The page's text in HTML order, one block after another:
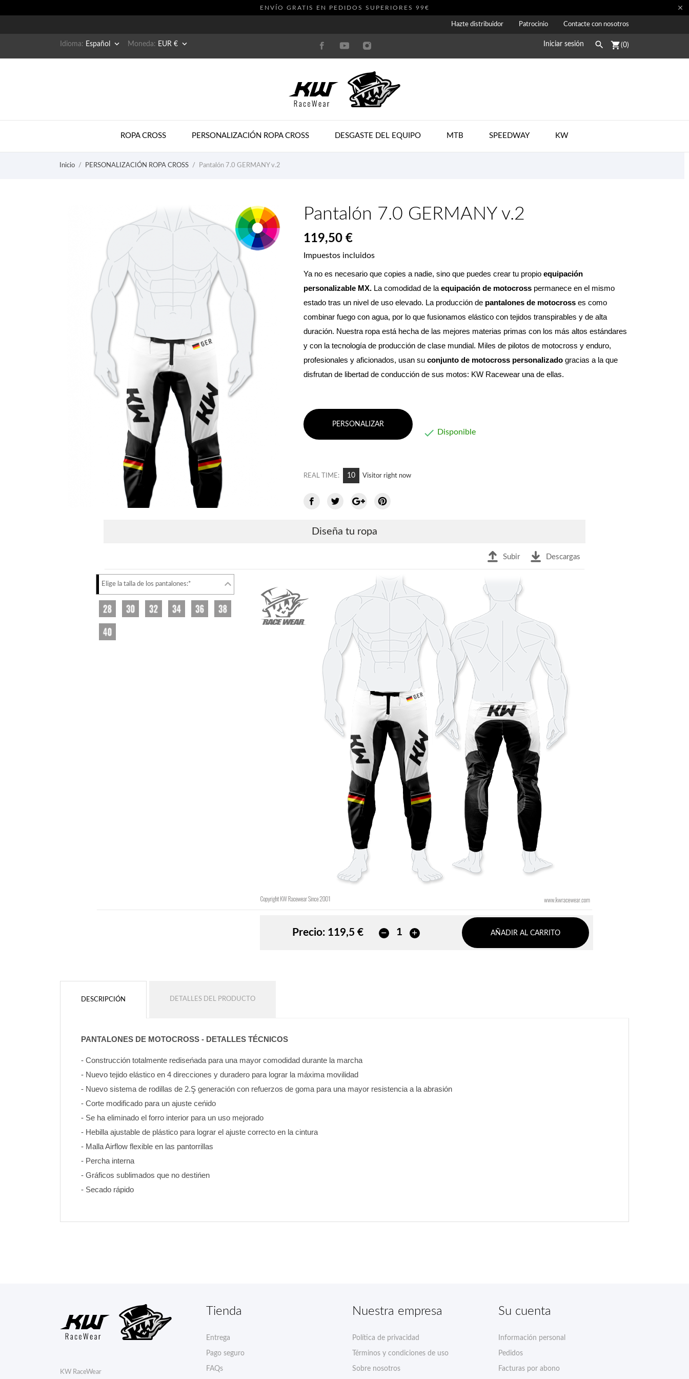
ENVÍO GRATIS EN PEDIDOS SUPERIORES 99€ 
Hazte distribuidor Patrocinio Contacte con nosotros
Idioma: Español  Moneda: EUR €  Iniciar sesión  shopping_cart(0)
ROPA CROSS PERSONALIZACIÓN ROPA CROSS DESGASTE DEL EQUIPO MTB SPEEDWAY KW
Inicio PERSONALIZACIÓN ROPA CROSS Pantalón 7.0 GERMANY v.2
Pantalón 7.0 GERMANY v.2
119,50 €
Impuestos incluidos
Ya no es necesario que copies a nadie, sino que puedes crear tu propio equipación
personalizable MX. La comodidad de la equipación de motocross permanece en el mismo
estado tras un nivel de uso elevado. La producción de pantalones de motocross es como
combinar fuego con agua, por lo que fusionamos elástico con tejidos transpirables y de alta
duración. Nuestra ropa está hecha de las mejores materias primas con los más altos estándares
y con la tecnología de producción de clase mundial. Miles de pilotos de motocross y enduro,
profesionales y aficionados, usan su conjunto de motocross personalizado gracias a la que
disfrutan de libertad de conducción de sus motos: KW Racewear una de ellas.
PERSONALIZAR
 Disponible
REAL TIME: 7 Visitor right now
Diseña tu ropa
Subir Descargas
Elige la talla de los pantalones:*
Precio: 119,5 € AÑADIR AL CARRITO
DESCRIPCIÓN DETALLES DEL PRODUCTO
PANTALONES DE MOTOCROSS - DETALLES TÉCNICOS
- Construcción totalmente rediseńada para una mayor comodidad durante la marcha
- Nuevo tejido elástico en 4 direcciones y duradero para lograr la máxima movilidad
- Nuevo sistema de rodillas de 2.Ş generación con refuerzos de goma para una mayor resistencia a la abrasión
- Corte modificado para un ajuste ceńido
- Se ha eliminado el forro interior para un uso mejorado
- Hebilla ajustable de plástico para lograr el ajuste correcto en la cintura
- Malla Airflow flexible en las pantorrillas
- Percha interna
- Gráficos sublimados que no destińen
- Secado rápido
KW RaceWear
Tienda
Entrega
Pago seguro
FAQs
Nuestra empresa
Política de privacidad
Términos y condiciones de uso
Sobre nosotros
Su cuenta
Información personal
Pedidos
Facturas por abono